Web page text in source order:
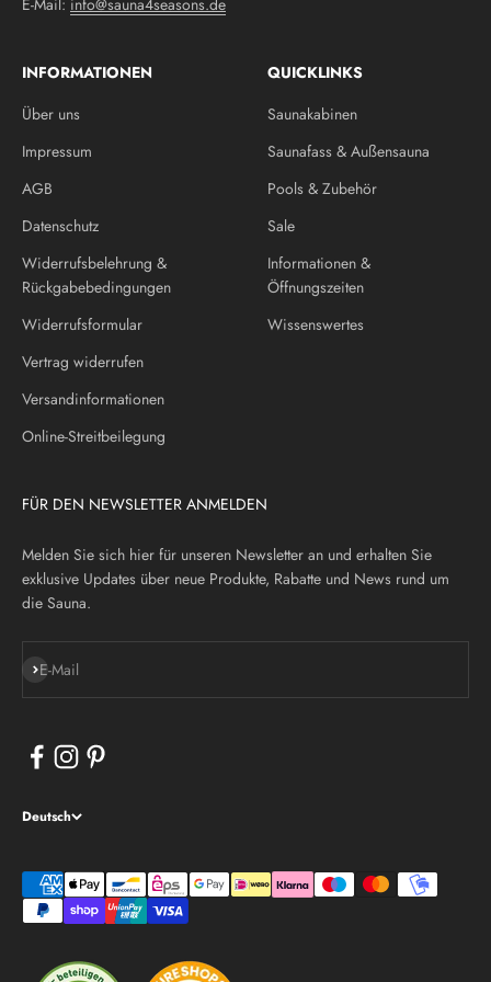
E-Mail: info@sauna4seasons.de
INFORMATIONEN
Über uns
Impressum
AGB
Datenschutz
Widerrufsbelehrung &
Rückgabebedingungen
Widerrufsformular
Vertrag widerrufen
Versandinformationen
Online-Streitbeilegung
QUICKLINKS
Saunakabinen
Saunafass & Außensauna
Pools & Zubehör
Sale
Informationen &
Öffnungszeiten
Wissenswertes
FÜR DEN NEWSLETTER ANMELDEN
Melden Sie sich hier für unseren Newsletter an und erhalten Sie
exklusive Updates über neue Produkte, Rabatte und News rund um
die Sauna.
E-Mail
Abonnieren
Deutsch